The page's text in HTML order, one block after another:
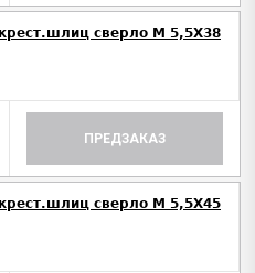
сверло М 5,5Х38
ПРЕДЗАКАЗ
сверло М 5,5Х45